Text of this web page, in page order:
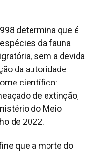
determina que é
da fauna
sem a devida
da autoridade
científico:
de extinção,
do Meio
de 2022.
que a morte do